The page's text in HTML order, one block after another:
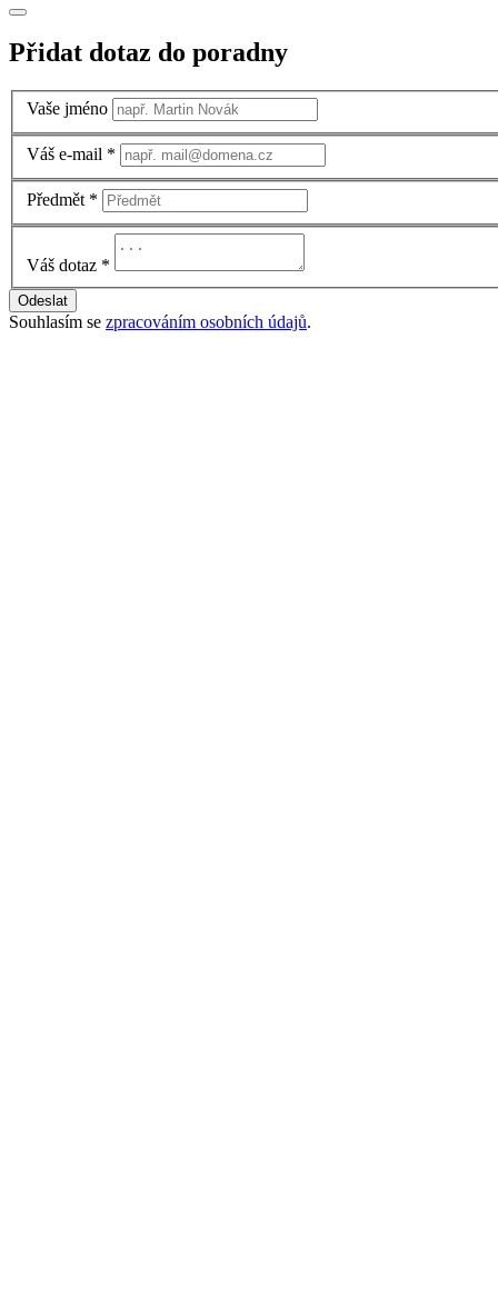
Přidat dotaz do poradny
Vaše jméno
Váš e-mail *
Předmět *
Váš dotaz *
Odeslat
Souhlasím se zpracováním osobních údajů.